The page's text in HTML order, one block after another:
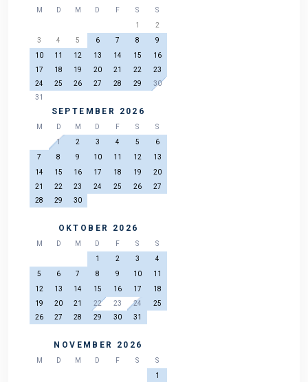
M D M D F S
S
1
2
3
4 5 6 7 8
9
10
11 12 13 14 15
16
17
18 19 20 21 22
23
24
25 26 27 28 29
30
31
SEPTEMBER 2026
M D M D F S
S
1
2 3 4 5
6
7
8 9 10 11 12
13
14
15 16 17 18 19
20
21
22 23 24 25 26
27
28
29 30
OKTOBER 2026
M D M D F S
S
1
2 3
4
5
6 7 8 9 10
11
12
13 14 15 16 17
18
19
20 21 22 23 24
25
26
27 28 29 30 31
NOVEMBER 2026
M D M D F S
S
1